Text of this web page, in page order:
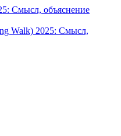
Смысл, объяснение
Walk) 2025: Смысл,